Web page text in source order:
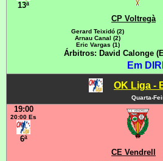
13ª
CP Voltregà
Gerard Teixidó (2)
Arnau Canal (2)
Eric Vargas (1)
Árbitros: David Calonge
Em
OK Liga -
Quarta-
19:00
20:00 Es
6ª
CE Vendrell